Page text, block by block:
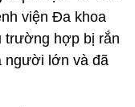
viện Đa khoa
trường hợp bị rắn
người lớn và đã